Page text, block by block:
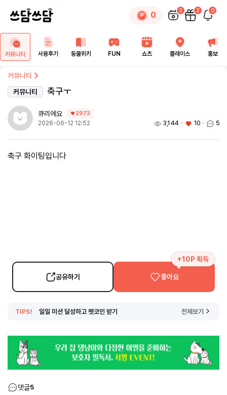
0 2 2 0
커뮤니티 사용후기 동물위키 FUN 쇼츠 플레이스 홍보
커뮤니티
커뮤니티
축구ㅜ
큐리에요 2973
2026-06-12 12:52 3,144 ㆍ 10 ㆍ 5
축구 화이팅입니다
공유하기
+10P 획득
좋아요
TIPS! 일일 미션 달성하고 펫코인 받기 전체보기
댓글5